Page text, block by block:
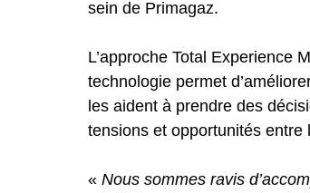
sein de Primagaz.
L’approche Total Experience
technologie permet
les aident à prendre des
tensions et opportunités
« Nous sommes ravis